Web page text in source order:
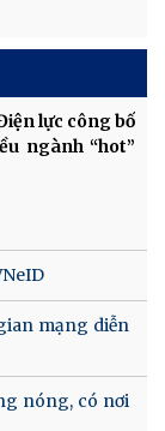
lực công bố
ngành “hot”
mạng diễn
nóng, có nơi